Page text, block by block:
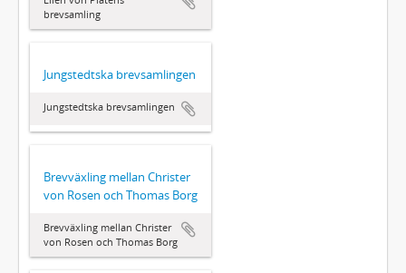
brevsamling
Jungstedtska brevsamlingen
Jungstedtska brevsamlingen
Brevväxling mellan Christer
von Rosen och Thomas Borg
Brevväxling mellan Christer
von Rosen och Thomas Borg